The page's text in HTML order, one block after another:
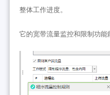
整体工作进度。
它的宽带流量监控和限制功能